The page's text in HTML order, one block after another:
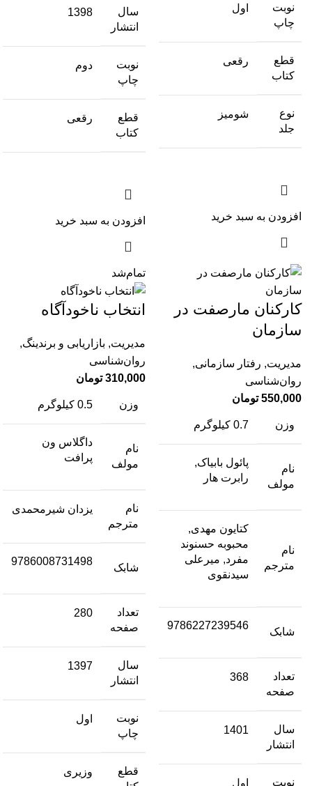
نوبت
چاپ
اول
قطع
کتاب
رقعی
نوع
جلد
شومیز
افزودن به سبد خرید
سال
انتشار
1398
نوبت
چاپ
دوم
قطع
کتاب
رقعی
افزودن به سبد خرید
کارکنان مارصفت در
سازمان
مدیریت, رفتار سازمانی,
روان‌شناسی
550,000 تومان
وزن 0.7 کیلوگرم
نام
مولف
پائول بابیاک,
رابرت هار
نام
مترجم
کتایون مهدی,
محبوبه حسنوند
مفرد, میرعلی
سیدنقوی
شابک
9786227239546
تعداد
صفحه
368
سال
انتشار
1401
نوبت اول
تمام‌شد
انتخاب ناخودآگاه
مدیریت, بازاریابی و برندینگ,
روان‌شناسی
310,000 تومان
وزن 0.5 کیلوگرم
نام
مولف
داگلاس ون
پرافت
نام
مترجم
یزدان شیرمحمدی
شابک
9786008731498
تعداد
صفحه
280
سال
انتشار
1397
نوبت
چاپ
اول
قطع
وزیری